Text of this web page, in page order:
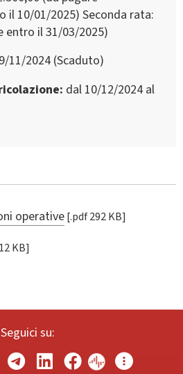
il 10/01/2025) Seconda rata:
entro il 31/03/2025)
11/2024 (Scaduto)
dal 10/12/2024 al
operative[.pdf 292 KB]
KB]
Seguici su: